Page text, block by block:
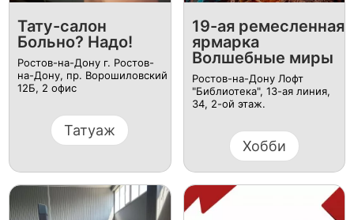
Тату-салон
Больно? Надо!
Ростов-на-Дону г. Ростов-
на-Дону, пр. Ворошиловский
12Б, ​2 офис
Татуаж
19-ая ремесленная
ярмарка
Волшебные миры
Ростов-на-Дону Лофт
"Библиотека", 13-ая линия,
34, 2-ой этаж.
Хобби